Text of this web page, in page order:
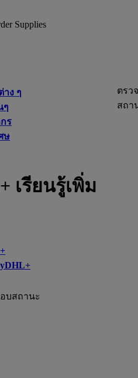
Supplies
าง ๆ
ๆ
ร
ษ
เรียนรู้เพิ่ม
ตรว
สถา
บสถานะ